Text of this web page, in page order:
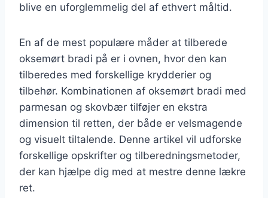
blive en uforglemmelig del af ethvert måltid.
En af de mest populære måder at tilberede
oksemørt bradi på er i ovnen, hvor den kan
tilberedes med forskellige krydderier og
tilbehør. Kombinationen af oksemørt bradi med
parmesan og skovbær tilføjer en ekstra
dimension til retten, der både er velsmagende
og visuelt tiltalende. Denne artikel vil udforske
forskellige opskrifter og tilberedningsmetoder,
der kan hjælpe dig med at mestre denne lækre
ret.